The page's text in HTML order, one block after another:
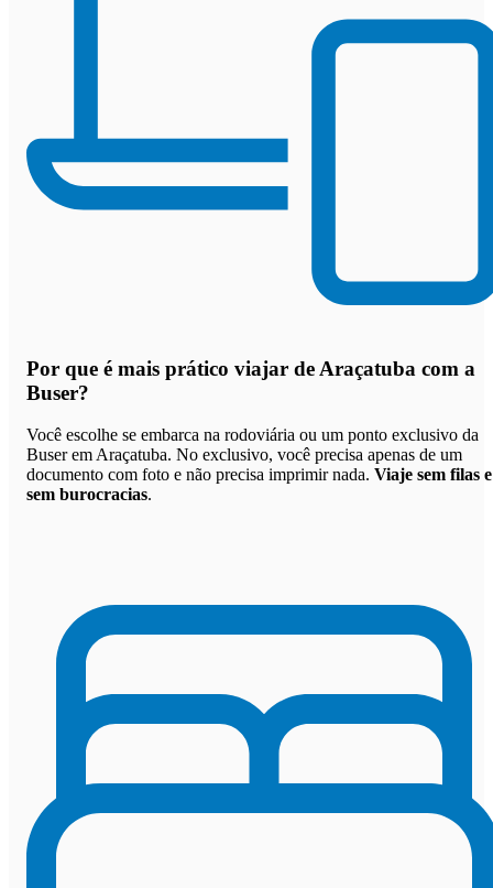
Por que é mais prático viajar de Araçatuba com a
Buser?
Você escolhe se embarca na rodoviária ou um ponto exclusivo da
Buser em Araçatuba. No exclusivo, você precisa apenas de um
documento com foto e não precisa imprimir nada. Viaje sem filas e
sem burocracias.